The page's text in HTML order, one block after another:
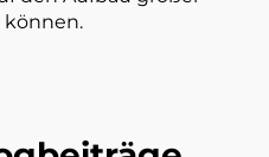
können.